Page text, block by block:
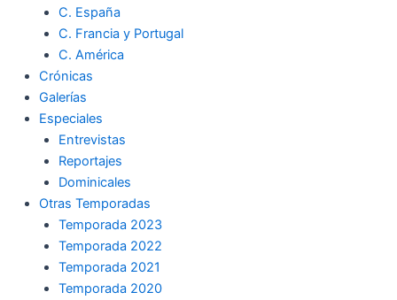
C. España
C. Francia y Portugal
C. América
Crónicas
Galerías
Especiales
Entrevistas
Reportajes
Dominicales
Otras Temporadas
Temporada 2023
Temporada 2022
Temporada 2021
Temporada 2020